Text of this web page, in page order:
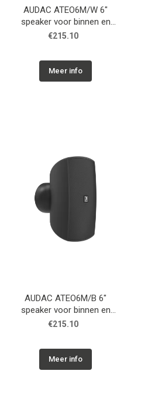
AUDAC ATEO6M/W 6"
speaker voor binnen en
buiten met
€215.10
Meer info
AUDAC ATEO6M/B 6"
speaker voor binnen en
buiten met
€215.10
Meer info